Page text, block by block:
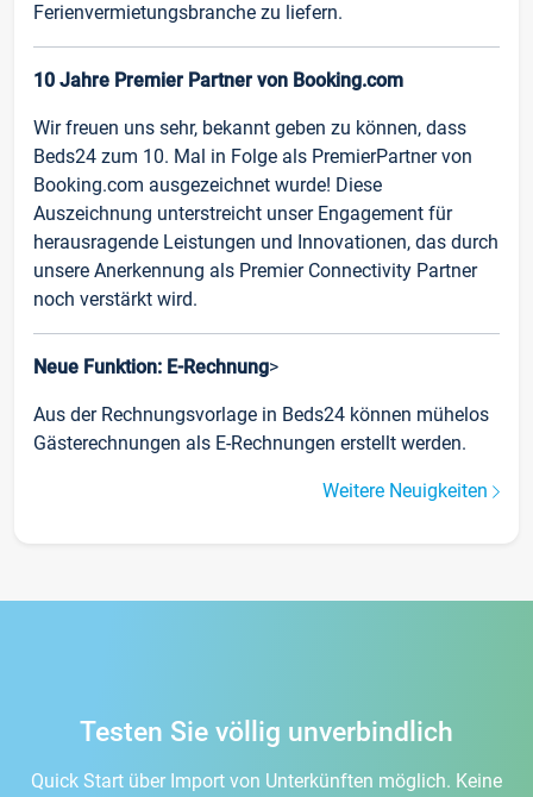
Ferienvermietungsbranche zu liefern.
10 Jahre Premier Partner von Booking.com
Wir freuen uns sehr, bekannt geben zu können, dass
Beds24 zum 10. Mal in Folge als PremierPartner von
Booking.com ausgezeichnet wurde! Diese
Auszeichnung unterstreicht unser Engagement für
herausragende Leistungen und Innovationen, das durch
unsere Anerkennung als Premier Connectivity Partner
noch verstärkt wird.
Neue Funktion: E-Rechnung>
Aus der Rechnungsvorlage in Beds24 können mühelos
Gästerechnungen als E-Rechnungen erstellt werden.
Weitere Neuigkeiten
Testen Sie völlig unverbindlich
Quick Start über Import von Unterkünften möglich. Keine